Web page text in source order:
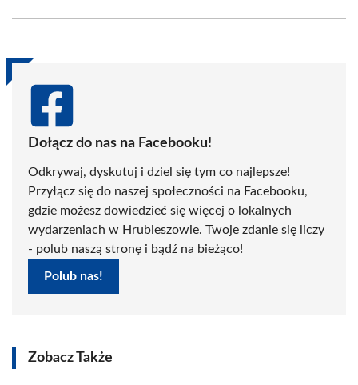
(Twitter)
Dołącz do nas na Facebooku!
Odkrywaj, dyskutuj i dziel się tym co najlepsze!
Przyłącz się do naszej społeczności na Facebooku,
gdzie możesz dowiedzieć się więcej o lokalnych
wydarzeniach w Hrubieszowie. Twoje zdanie się liczy
- polub naszą stronę i bądź na bieżąco!
Polub nas!
Zobacz Także